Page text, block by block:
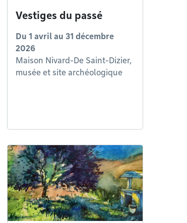
Vestiges du passé
Du 1 avril au 31 décembre
2026
Maison Nivard-De Saint-Dizier,
musée et site archéologique